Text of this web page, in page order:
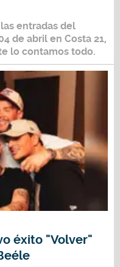
entradas del
de abril en Costa 21,
lo contamos todo.
éxito "Volver"